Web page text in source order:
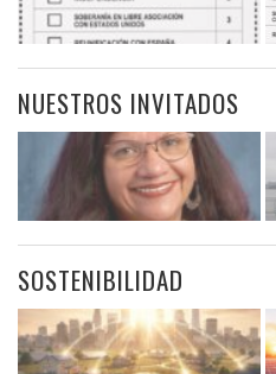
NUESTROS INVITADOS
SOSTENIBILIDAD